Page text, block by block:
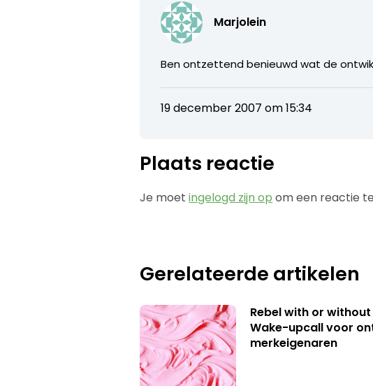
Marjolein
Ben ontzettend benieuwd wat de
19 december 2007 om 15:34
Plaats reactie
Je moetingelogd zijn op om een reactie
Gerelateerde artikelen
Rebel with or
Wake-upcall voor
merkeigenaren